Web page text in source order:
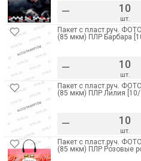
– шт.
Пакет с пласт.руч.
(85 мкм) ПЛР Барбара
– шт.
Пакет с пласт.руч.
(85 мкм) ПЛР Лилия [10/
– шт.
Пакет с пласт.руч.
(85 мкм) ПЛР Розовые